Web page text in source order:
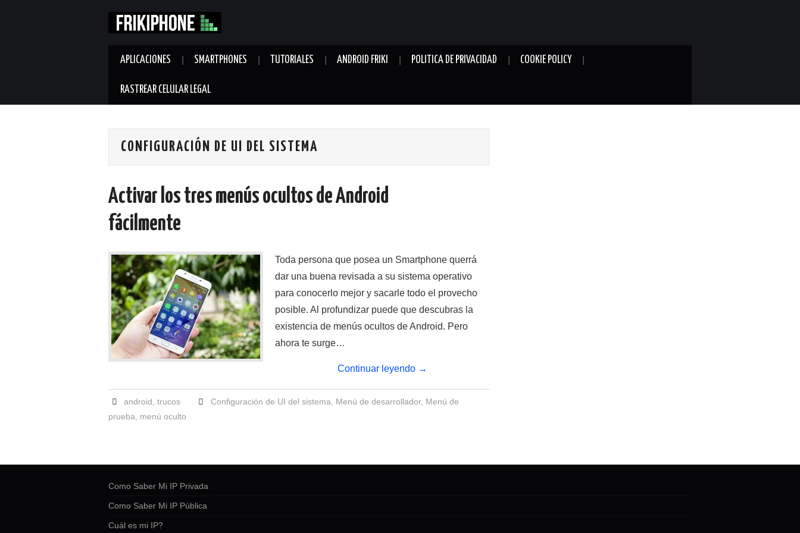
APLICACIONES SMARTPHONES TUTORIALES ANDROID FRIKI POLITICA DE PRIVACIDAD COOKIE POLICY
RASTREAR CELULAR LEGAL
CONFIGURACIÓN DE UI DEL SISTEMA
Activar los tres menús ocultos de Android
fácilmente
Toda persona que posea un Smartphone querrá
dar una buena revisada a su sistema operativo
para conocerlo mejor y sacarle todo el provecho
posible. Al profundizar puede que descubras la
existencia de menús ocultos de Android. Pero
ahora te surge…
Continuar leyendo →
android ,trucos Configuración de UI del sistema Menú de desarrollador, Menú de
prueba
menú oculto
Como Saber Mi IP Privada
Como Saber Mi IP Pública
Cuál es mi IP?